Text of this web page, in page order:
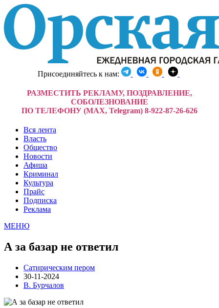
Присоединяйтесь к нам:
РАЗМЕСТИТЬ РЕКЛАМУ, ПОЗДРАВЛЕНИЕ,
СОБОЛЕЗНОВАНИЕ
ПО ТЕЛЕФОНУ (MAX, Telegram) 8-922-87-26-626
Вся лента
Власть
Общество
Новости
Афиша
Криминал
Культура
Прайс
Подписка
Реклама
МЕНЮ
А за базар не ответил
Сатирическим пером
30-11-2024
В. Бурчалов